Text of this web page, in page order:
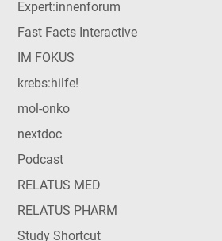
Expert:innenforum
Fast Facts Interactive
IM FOKUS
krebs:hilfe!
mol-onko
nextdoc
Podcast
RELATUS MED
RELATUS PHARM
Study Shortcut